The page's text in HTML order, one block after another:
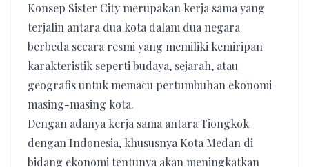
Konsep Sister City merupakan kerja sama yang
terjalin antara dua kota dalam dua negara
berbeda secara resmi yang memiliki kemiripan
karakteristik seperti budaya, sejarah, atau
geografis untuk memacu pertumbuhan ekonomi
masing-masing kota.
Dengan adanya kerja sama antara Tiongkok
dengan Indonesia, khususnya Kota Medan di
bidang ekonomi tentunya akan meningkatkan